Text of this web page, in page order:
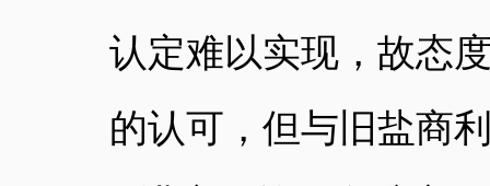
认定难以实现，故态
的认可，但与旧盐商